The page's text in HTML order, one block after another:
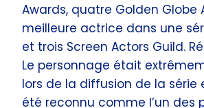
Awards, quatre Golden Globe
meilleure actrice dans une
et trois Screen Actors Guild.
Le personnage était
lors de la diffusion de la série
été reconnu comme l’un des